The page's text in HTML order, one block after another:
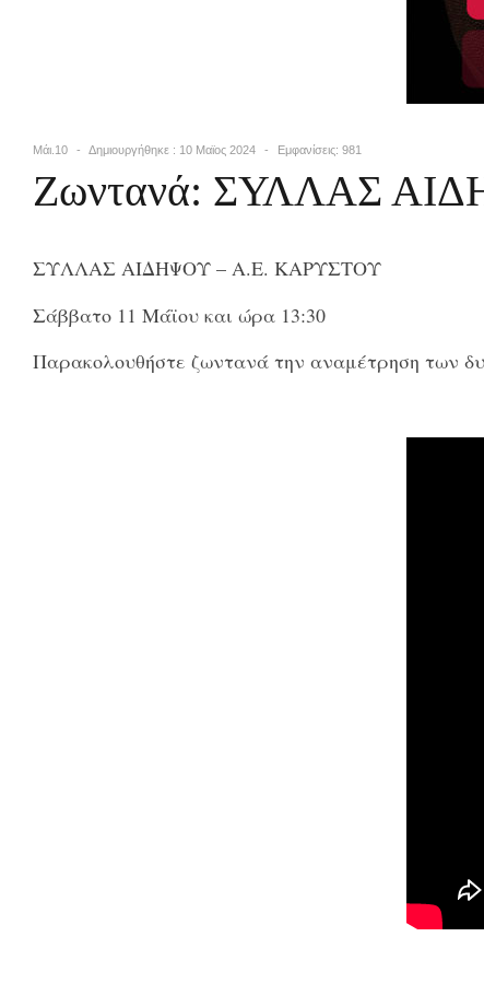
Μάι.10 Δημιουργήθηκε : 10 Μαϊος 2024 Εμφανίσεις: 981
Ζωντανά: ΣΥΛΛΑΣ
ΣΥΛΛΑΣ ΑΙΔΗΨΟΥ – Α.Ε. ΚΑΡΥΣΤΟΥ
Σάββατο 11 Μάϊου και ώρα 13:30
Παρακολουθήστε ζωντανά την αναμέτρηση των